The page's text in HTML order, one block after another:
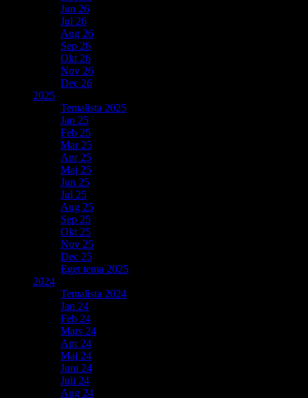
Jun 26
Jul 26
Aug 26
Sep 26
Okt 26
Nov 26
Dec 26
2025
Temalista 2025
Jan 25
Feb 25
Mar 25
Apr 25
Maj 25
Jun 25
Jul 25
Aug 25
Sep 25
Okt 25
Nov 25
Dec 25
Eget tema 2025
2024
Temalista 2024
Jan 24
Feb 24
Mars 24
Apr 24
Maj 24
Juni 24
Juli 24
Aug 24